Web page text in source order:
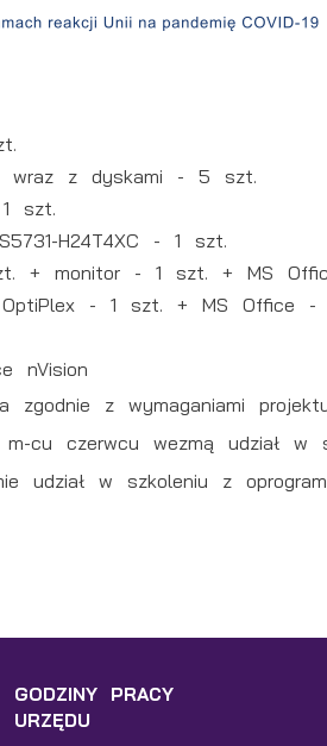
wraz z dyskami - 5 szt.
szt.
H24T4XC - 1 szt.
+ monitor - 1 szt. + MS
OptiPlex - 1 szt. + MS Office
nVision
zgodnie z wymaganiami
cu czerwcu wezmą udział w
udział w szkoleniu z
GODZINY PRACY
URZĘDU
pod względem ich popularności wśród
partnerów.
oraz Twoich zwyczajów
firm będących naszymi partnerami oraz
te działają w charakterze pośredników